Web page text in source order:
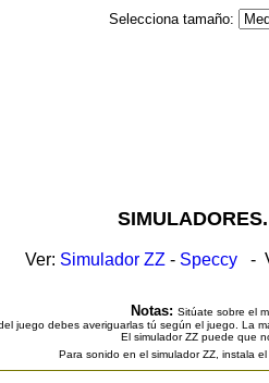
Selecciona tamaño:
Ver: Simulador ZZ - Speccy -
Notas: Sitúate sobre el
juego debes averiguarlas tú según el juego. La
El simulador ZZ puede que
Para sonido en el simulador ZZ, instala